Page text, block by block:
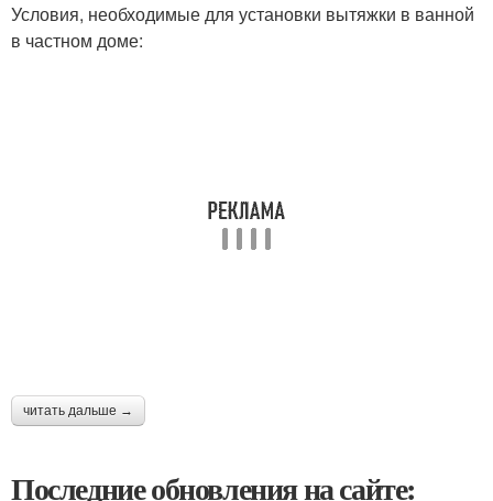
Условия, необходимые для установки вытяжки в ванной
в частном доме:
читать дальше →
Последние обновления на сайте: